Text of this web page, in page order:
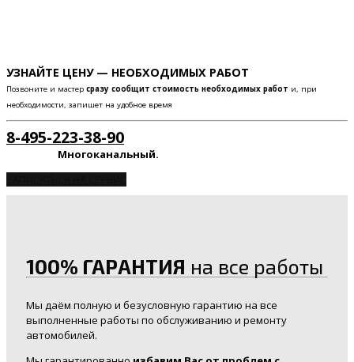
УЗНАЙТЕ ЦЕНУ — НЕОБХОДИМЫХ РАБОТ
Позвоните и мастер сразу сообщит стоимость необходимых работ и, при
необходимости, запишет на удобное время
8-495-223-38-90
Многоканальный.
100% ГАРАНТИЯ на все работы
Мы даём полную и безусловную гарантию на все
выполненные работы по обслуживанию и ремонту
автомобилей.